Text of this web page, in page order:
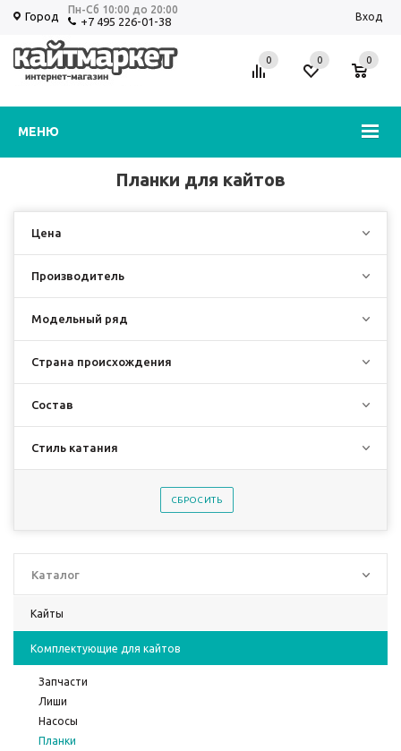
Город
Пн-Сб 10:00 до 20:00
+7 495 226-01-38 Вход
МЕНЮ
0 0
0
Планки для кайтов
Цена
Производитель
Модельный ряд
Страна происхождения
Состав
Стиль катания
СБРОСИТЬ
Каталог
Кайты
Комплектующие для кайтов
Запчасти
Лиши
Насосы
Планки